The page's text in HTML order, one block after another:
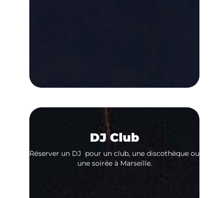
DJ Club
Réserver un DJ pour un club, une discothèque ou
une soirée à Marseille.